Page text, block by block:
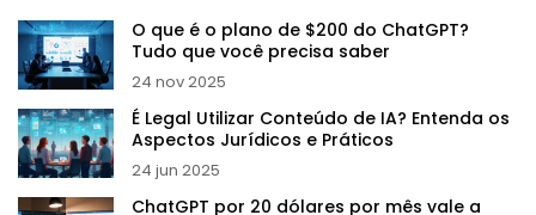
O que é o plano de $200 do ChatGPT?
Tudo que você precisa saber
24 nov 2025
É Legal Utilizar Conteúdo de IA? Entenda os
Aspectos Jurídicos e Práticos
24 jun 2025
ChatGPT por 20 dólares por mês vale a